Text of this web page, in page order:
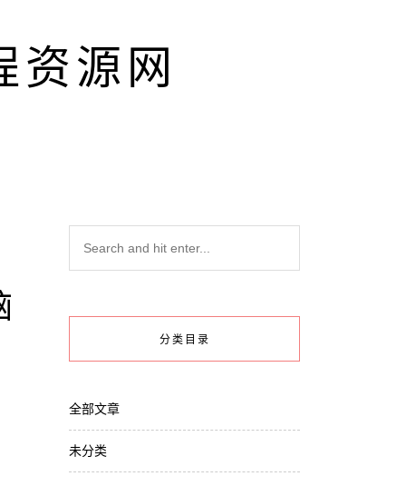
资源网
分类目录
全部文章
未分类